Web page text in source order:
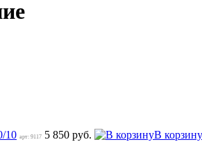
10 арт: 9117 5 850 руб. В корзину